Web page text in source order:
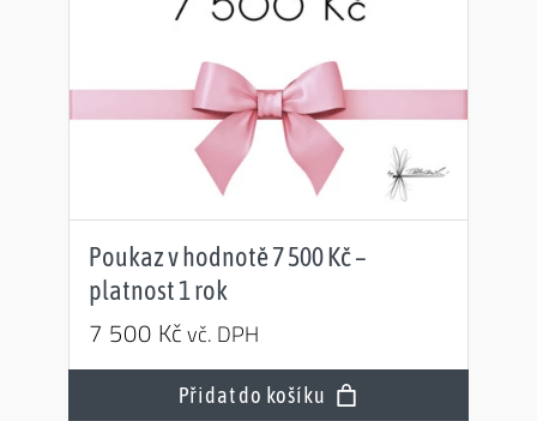
Poukaz v hodnotě 7 500 Kč –
platnost 1 rok
7 500Kčvč. DPH
Přidat do košíku